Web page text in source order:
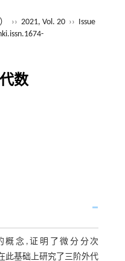
›› 2021, Vol. 20 ›› Issue
数
概念,证明了微分分次
此基础上研究了三阶外代